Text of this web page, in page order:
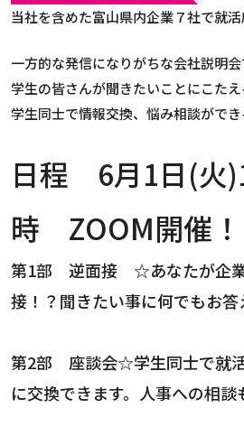
当社を含めた富山県内企業７社で就活
一方的な発信になりがちな会社説明会
学生の皆さんが聞きたいことにこた
学生同士で情報交換、悩み相談ができ
日程 6月1日(火
時 ZOOM開催！
第1部 逆面接 ☆あなたが企業
接！？聞きたい事に何でもお答
第2部 座談会☆学生同士で就
に交換できます。人事への相談